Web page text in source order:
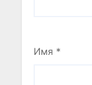
Имя *